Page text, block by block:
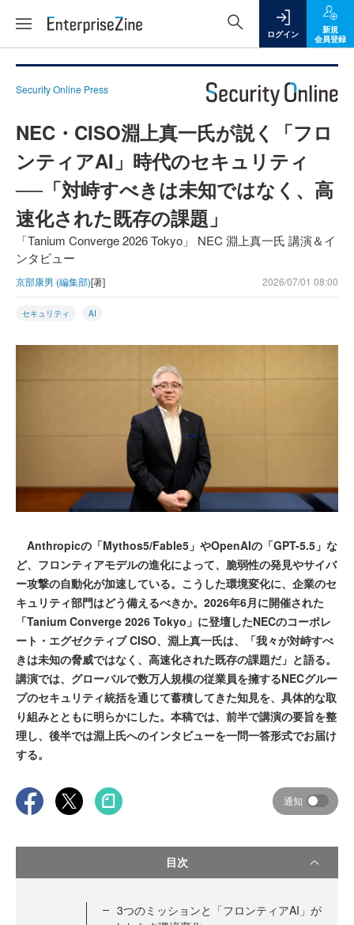
ログイン
新規
会員登録
Security Online Press
NEC・CISO淵上真一氏が説く「フロ
ンティアAI」時代のセキュリティ
──「対峙すべきは未知ではなく、高
速化された既存の課題」
「Tanium Converge 2026 Tokyo」 NEC 淵上真一氏 講演＆イ
ンタビュー
京部康男 (編集部)[著] 2026/07/01 08:00
セキュリティ AI
Anthropicの「Mythos5/Fable5」やOpenAIの「GPT-5.5」な
ど、フロンティアモデルの進化によって、脆弱性の発見やサイバ
ー攻撃の自動化が加速している。こうした環境変化に、企業のセ
キュリティ部門はどう備えるべきか。2026年6月に開催された
「Tanium Converge 2026 Tokyo」に登壇したNECのコーポレ
ート・エグゼクティブ CISO、淵上真一氏は、「我々が対峙すべ
きは未知の脅威ではなく、高速化された既存の課題だ」と語る。
講演では、グローバルで数万人規模の従業員を擁するNECグルー
プのセキュリティ統括を通じて蓄積してきた知見を、具体的な取
り組みとともに明らかにした。本稿では、前半で講演の要旨を整
理し、後半では淵上氏へのインタビューを一問一答形式でお届け
する。
通知
目次
3つのミッションと「フロンティアAI」が